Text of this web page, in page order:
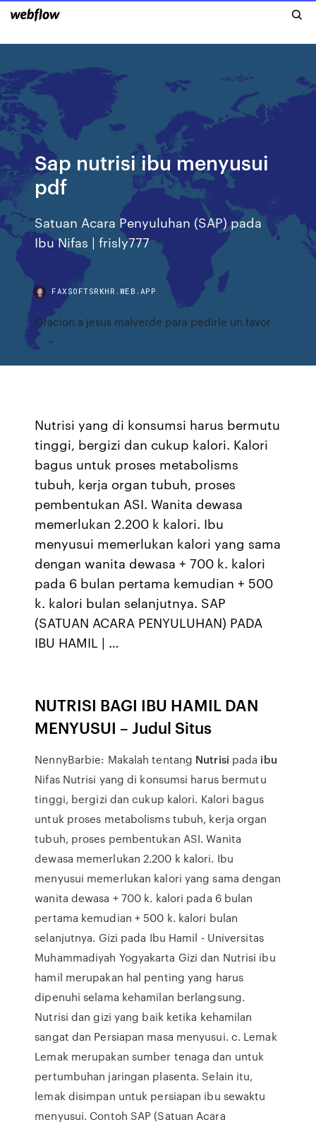
Sap nutrisi ibu menyusui
pdf
Satuan Acara Penyuluhan (SAP) pada
Ibu Nifas | frisly777
FAXSOFTSRKHR.WEB.APP
Oracion a jesus malverde para pedirle un favor
Nutrisi yang di konsumsi harus bermutu
tinggi, bergizi dan cukup kalori. Kalori
bagus untuk proses metabolisms
tubuh, kerja organ tubuh, proses
pembentukan ASI. Wanita dewasa
memerlukan 2.200 k kalori. Ibu
menyusui memerlukan kalori yang sama
dengan wanita dewasa + 700 k. kalori
pada 6 bulan pertama kemudian + 500
k. kalori bulan selanjutnya. SAP
(SATUAN ACARA PENYULUHAN) PADA
IBU HAMIL | …
NUTRISI BAGI IBU HAMIL DAN
MENYUSUI – Judul Situs
NennyBarbie: Makalah tentang Nutrisi pada ibu
Nifas Nutrisi yang di konsumsi harus bermutu
tinggi, bergizi dan cukup kalori. Kalori bagus
untuk proses metabolisms tubuh, kerja organ
tubuh, proses pembentukan ASI. Wanita
dewasa memerlukan 2.200 k kalori. Ibu
menyusui memerlukan kalori yang sama dengan
wanita dewasa + 700 k. kalori pada 6 bulan
pertama kemudian + 500 k. kalori bulan
selanjutnya. Gizi pada Ibu Hamil - Universitas
Muhammadiyah Yogyakarta Gizi dan Nutrisi ibu
hamil merupakan hal penting yang harus
dipenuhi selama kehamilan berlangsung.
Nutrisi dan gizi yang baik ketika kehamilan
sangat dan Persiapan masa menyusui. c. Lemak
Lemak merupakan sumber tenaga dan untuk
pertumbuhan jaringan plasenta. Selain itu,
lemak disimpan untuk persiapan ibu sewaktu
menyusui. Contoh SAP (Satuan Acara